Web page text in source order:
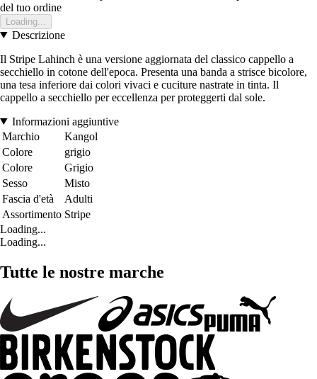
del tuo ordine
Loading...
Descrizione
Il Stripe Lahinch è una versione aggiornata del classico cappello a
secchiello in cotone dell'epoca. Presenta una banda a strisce bicolore,
una tesa inferiore dai colori vivaci e cuciture nastrate in tinta. Il
cappello a secchiello per eccellenza per proteggerti dal sole.
Informazioni aggiuntive
Marchio
Kangol
Colore
grigio
Colore
Grigio
Sesso
Misto
Fascia d'età
Adulti
Assortimento Stripe
Loading...
Loading...
Tutte le nostre marche